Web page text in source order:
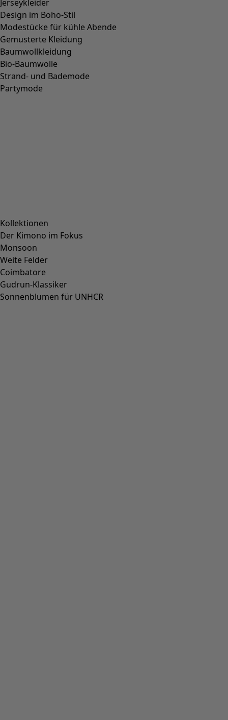
Jerseykleider
Design im Boho-Stil
Modestücke für kühle Abende
Gemusterte Kleidung
Baumwollkleidung
Bio-Baumwolle
Strand- und Bademode
Partymode
Kollektionen
Der Kimono im Fokus
Monsoon
Weite Felder
Coimbatore
Gudrun-Klassiker
Sonnenblumen für UNHCR